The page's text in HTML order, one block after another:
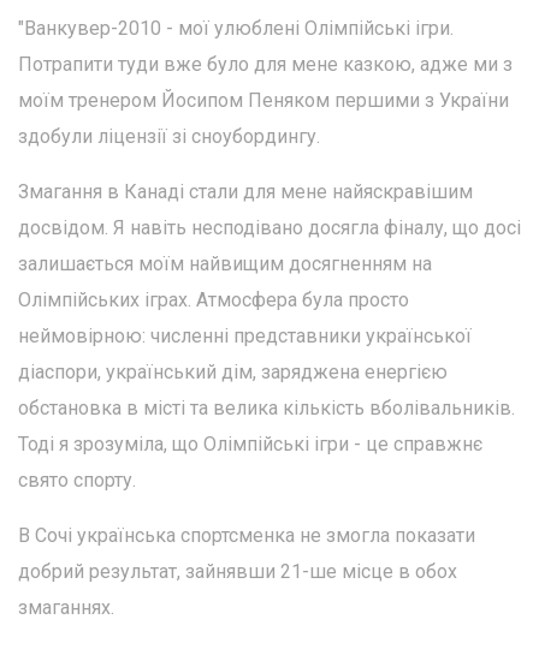
"Ванкувер-2010 - мої улюблені Олімпійські ігри.
Потрапити туди вже було для мене казкою, адже ми з
моїм тренером Йосипом Пеняком першими з України
здобули ліцензії зі сноубордингу.
Змагання в Канаді стали для мене найяскравішим
досвідом. Я навіть несподівано досягла фіналу, що досі
залишається моїм найвищим досягненням на
Олімпійських іграх. Атмосфера була просто
неймовірною: численні представники української
діаспори, український дім, заряджена енергією
обстановка в місті та велика кількість вболівальників.
Тоді я зрозуміла, що Олімпійські ігри - це справжнє
свято спорту.
В Сочі українська спортсменка не змогла показати
добрий результат, зайнявши 21-ше місце в обох
змаганнях.